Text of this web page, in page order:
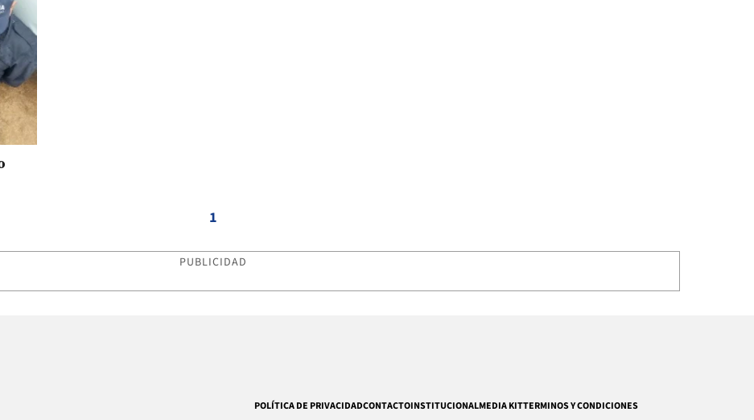
1
PUBLICIDAD
POLÍTICA DE PRIVACIDADCONTACTOINSTITUCIONALMEDIA KITTERMINOS Y CONDICIONES